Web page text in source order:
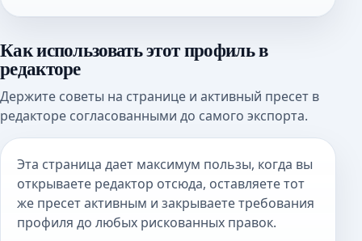
Как использовать этот профиль в
редакторе
Держите советы на странице и активный пресет в
редакторе согласованными до самого экспорта.
Эта страница дает максимум пользы, когда вы
открываете редактор отсюда, оставляете тот
же пресет активным и закрываете требования
профиля до любых рискованных правок.